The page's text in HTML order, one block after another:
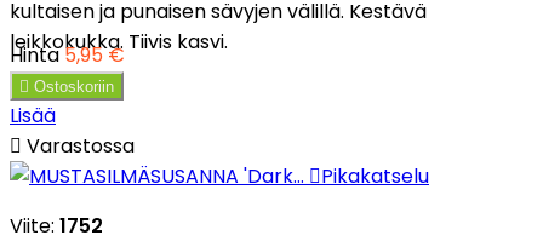
kultaisen ja punaisen sävyjen välillä. Kestävä
leikkokukka. Tiivis kasvi.
Hinta 5,95 €
 Ostoskoriin
Lisää
 Varastossa
Pikakatselu
Viite: 1752